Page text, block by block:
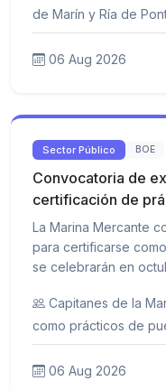
de Marín y Ría de
06 Aug 2026
Sector Público BOE
Convocatoria de
certificación de
La Marina Mercante
para certificarse
se celebrarán en
Capitanes de la
como prácticos de
06 Aug 2026